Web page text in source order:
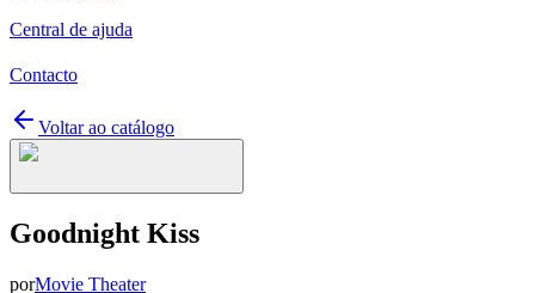
Central de ajuda
Contacto
Voltar ao catálogo
Goodnight Kiss
porMovie Theater